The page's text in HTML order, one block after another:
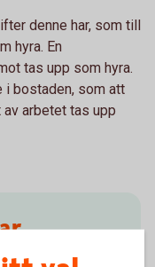
denne har, som till
hyra. En
tas upp som hyra.
i bostaden, som att
arbetet tas upp